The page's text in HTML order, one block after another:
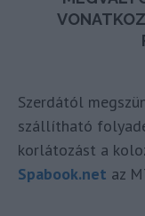
Szerdától
szállítható
korlátozást a
Spabook.net az